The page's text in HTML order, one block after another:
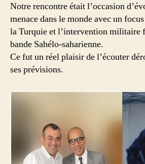
Notre rencontre était l’occasion
menace dans le monde avec un
la Turquie et l’intervention militaire
bande Sahélo-saharienne.
Ce fut un réel plaisir de l’écouter
ses prévisions.